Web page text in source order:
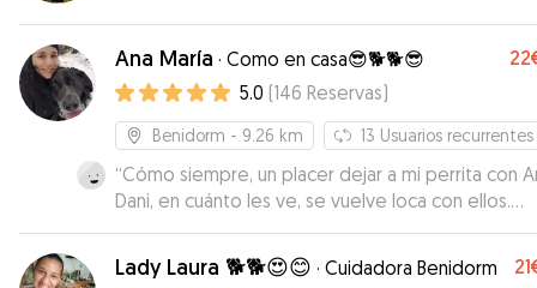
Ana María · Como en casa😎🐕🐕😎
5.0 (146 Reservas)
Benidorm - 9.26 km 13 Usuarios recurrentes
“Cómo siempre, un placer dejar a mi perrita con
Dani, en cuánto les ve, se vuelve loca con ellos.
Siempre contaré con ella :)”
Lady Laura 🐕🐕😍😊 · Cuidadora Benidorm